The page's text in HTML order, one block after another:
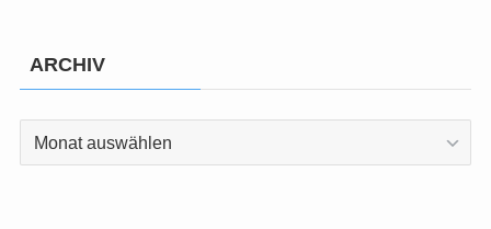
ARCHIV
ARCHIV